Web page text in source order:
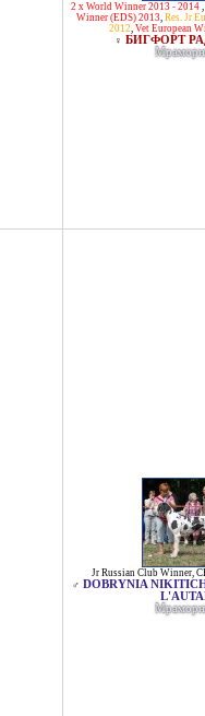
2 x World Winner 2013 - 2014,
Winner (EDS) 2013, Res. Jr
2012, Vet European
♀ БИГФОРТ
Jr Russian Club Winner,
♂ DOBRYNIA